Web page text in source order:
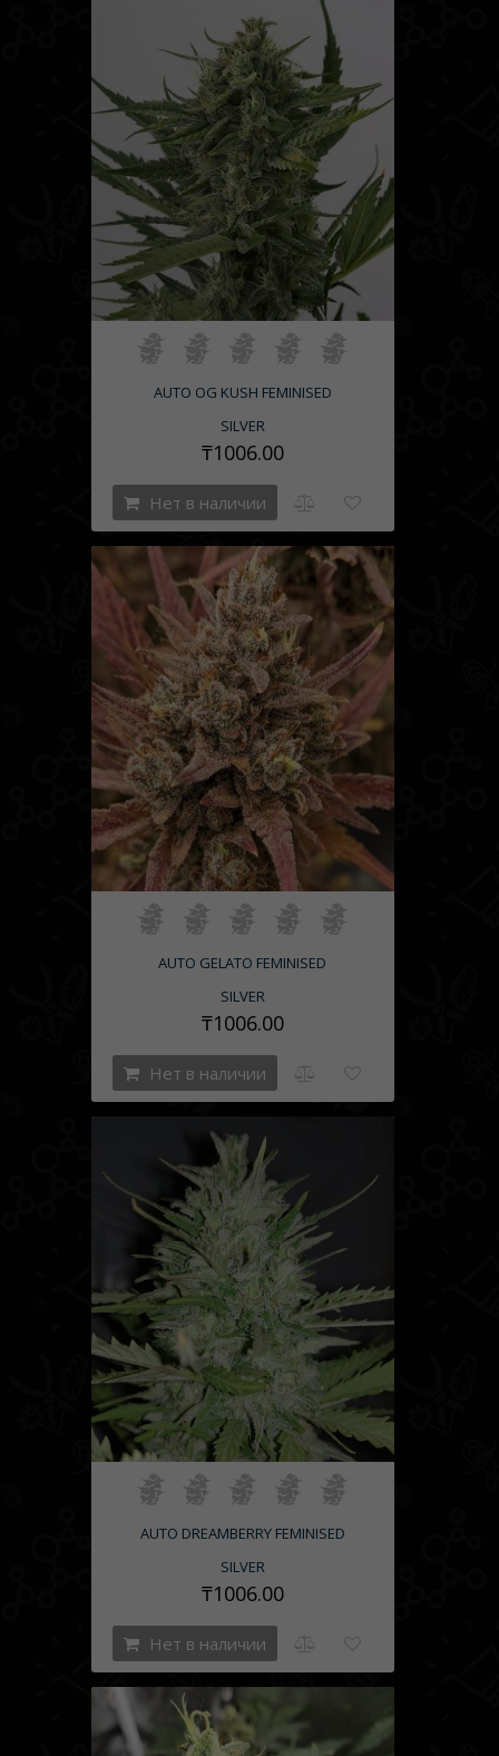
AUTO OG KUSH FEMINISED
SILVER
₸1006.00
Нет в наличии
AUTO GELATO FEMINISED
SILVER
₸1006.00
Нет в наличии
AUTO DREAMBERRY FEMINISED
SILVER
₸1006.00
Нет в наличии